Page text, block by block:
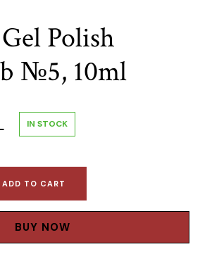
Polish
№5, 10ml
IN STOCK
ADD TO CART
BUY NOW